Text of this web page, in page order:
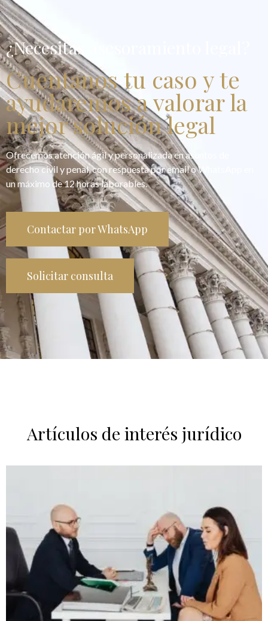
¿Necesitas asesoramiento legal?
Cuentanos tu caso y te
ayudaremos a valorar la
mejor solución legal
Ofrecemos atención ágil y personalizada en asuntos de
derecho civil y penal, con respuesta por email o WhatsApp en
un máximo de 12 horas laborables.
Contactar por WhatsApp
Solicitar consulta
Artículos de interés jurídico